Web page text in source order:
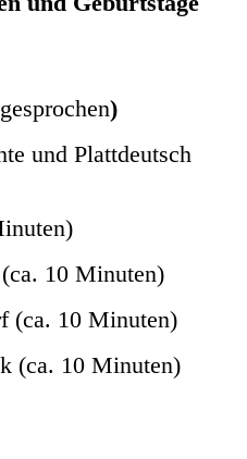
)
und Plattdeutsch
10 Minuten)
(ca. 10 Minuten)
(ca. 10 Minuten)